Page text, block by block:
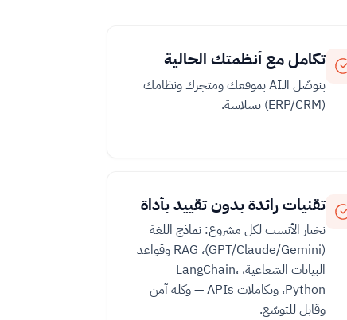
تكامل مع أنظمتك الحالية
بنوصّل الـAI بموقعك ومتجرك ونظامك
(ERP/CRM) بسلاسة.
تقنيات رائدة بدون تقييد بأداة
نختار الأنسب لكل مشروع: نماذج اللغة
(GPT/Claude/Gemini)، RAG وقواعد
البيانات الشعاعية، LangChain،
Python، وتكاملات APIs — وكله آمن
وقابل للتوسّع.